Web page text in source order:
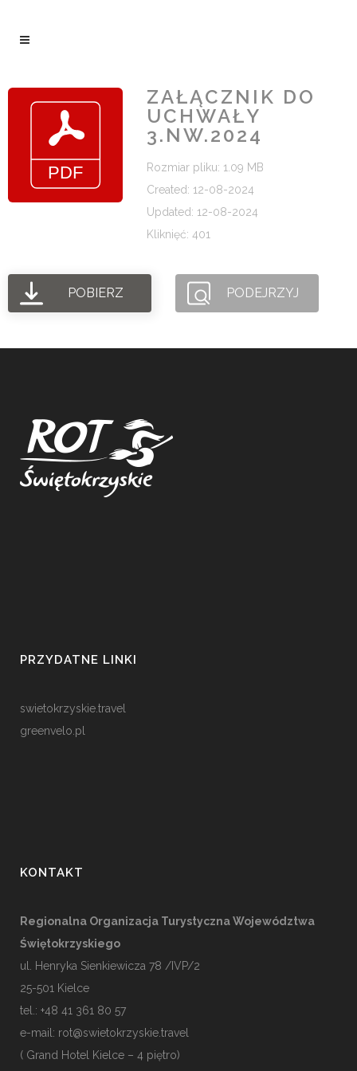
ZAŁĄCZNIK DO
UCHWAŁY
3.NW.2024
Rozmiar pliku: 1.09 MB
Created: 12-08-2024
Updated: 12-08-2024
Kliknięć: 401
POBIERZ PODEJRZYJ
PRZYDATNE LINKI
swietokrzyskie.travel
greenvelo.pl
KONTAKT
Regionalna Organizacja Turystyczna Województwa
Świętokrzyskiego
ul. Henryka Sienkiewicza 78 /IVP/2
25-501 Kielce
tel.: +48 41 361 80 57
e-mail: rot@swietokrzyskie.travel
( Grand Hotel Kielce – 4 piętro)